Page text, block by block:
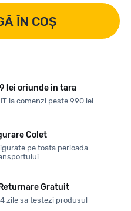
ÎN COȘ
lei oriunde in tara
la comenzi peste 990 lei
Colet
pe toata perioada
Gratuit
zile sa testezi produsul